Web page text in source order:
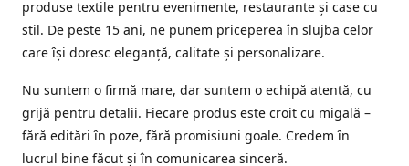
produse textile pentru evenimente, restaurante și case cu
stil. De peste 15 ani, ne punem priceperea în slujba celor
care își doresc eleganță, calitate și personalizare.
Nu suntem o firmă mare, dar suntem o echipă atentă, cu
grijă pentru detalii. Fiecare produs este croit cu migală –
fără editări în poze, fără promisiuni goale. Credem în
lucrul bine făcut și în comunicarea sinceră.